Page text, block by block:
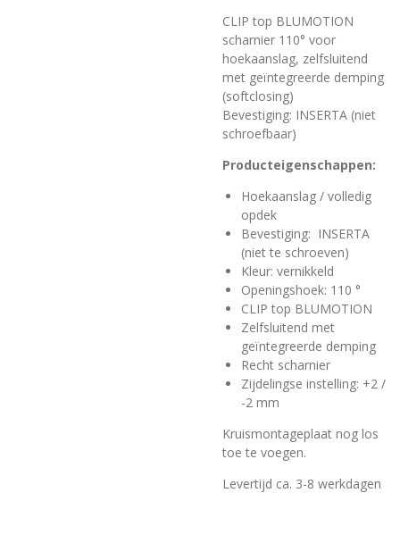
CLIP top BLUMOTION
scharnier 110° voor
hoekaanslag, zelfsluitend
met geïntegreerde demping
(softclosing)
Bevestiging: INSERTA (niet
schroefbaar)
Producteigenschappen:
Hoekaanslag / volledig
opdek
Bevestiging: INSERTA
(niet te schroeven)
Kleur: vernikkeld
Openingshoek: 110 °
CLIP top BLUMOTION
Zelfsluitend met
geïntegreerde demping
Recht scharnier
Zijdelingse instelling: +2 /
-2 mm
Kruismontageplaat nog los
toe te voegen.
Levertijd ca. 3-8 werkdagen